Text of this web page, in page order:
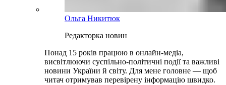
Ольга Никитюк
Редакторка новин
Понад 15 років працюю в онлайн-медіа,
висвітлюючи суспільно-політичні події та важливі
новини України й світу. Для мене головне — щоб
читач отримував перевірену інформацію швидко.